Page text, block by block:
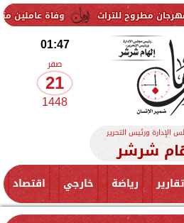
وفاة عاملين متأثرين
01:47
صفر
21
1448
الإدارة ورئيس التحرير
شرشر
تقارير رياضة خارجي اقتصاد